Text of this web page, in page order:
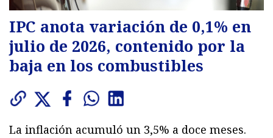
IPC anota variación de 0,1% en
julio de 2026, contenido por la
baja en los combustibles
La inflación acumuló un 3,5% a doce meses.